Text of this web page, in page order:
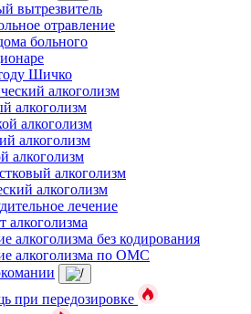
вытрезвитель
отравление
больного
Шичко
алкоголизм
алкоголизм
алкоголизм
алкоголизм
алкоголизм
алкоголизм
алкоголизм
лечение
алкоголизма
алкоголизма без кодирования
алкоголизма по ОМС
при передозировке